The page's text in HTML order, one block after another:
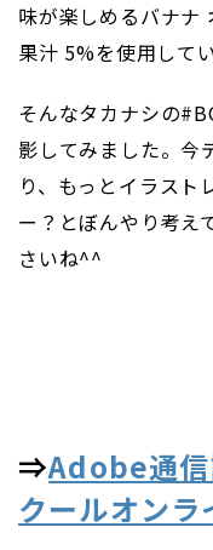
味が楽しめるバナナ
果汁 5%を使用してい
そんなタカナシの
影してみました。今
り、もっとイラスト
ー？とぼんやり考え
さいね^^
⇒Adobe通信
クールオンラ